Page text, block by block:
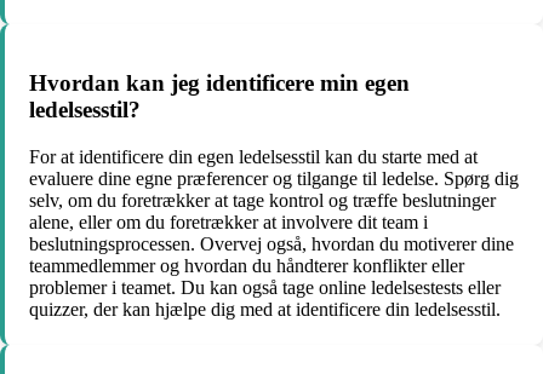
Hvordan kan jeg identificere min egen
ledelsesstil?
For at identificere din egen ledelsesstil kan du starte med at
evaluere dine egne præferencer og tilgange til ledelse. Spørg dig
selv, om du foretrækker at tage kontrol og træffe beslutninger
alene, eller om du foretrækker at involvere dit team i
beslutningsprocessen. Overvej også, hvordan du motiverer dine
teammedlemmer og hvordan du håndterer konflikter eller
problemer i teamet. Du kan også tage online ledelsestests eller
quizzer, der kan hjælpe dig med at identificere din ledelsesstil.